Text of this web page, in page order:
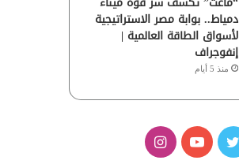
دمياط.. بوابة مصر الاستراتيجية
لأسواق الطاقة العالمية |
إنفوجراف
منذ 5 أيام
ا